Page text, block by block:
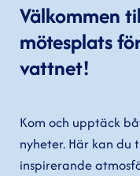
Välkommen
mötesplats
vattnet!
Kom och upptäck
nyheter. Här kan
inspirerande